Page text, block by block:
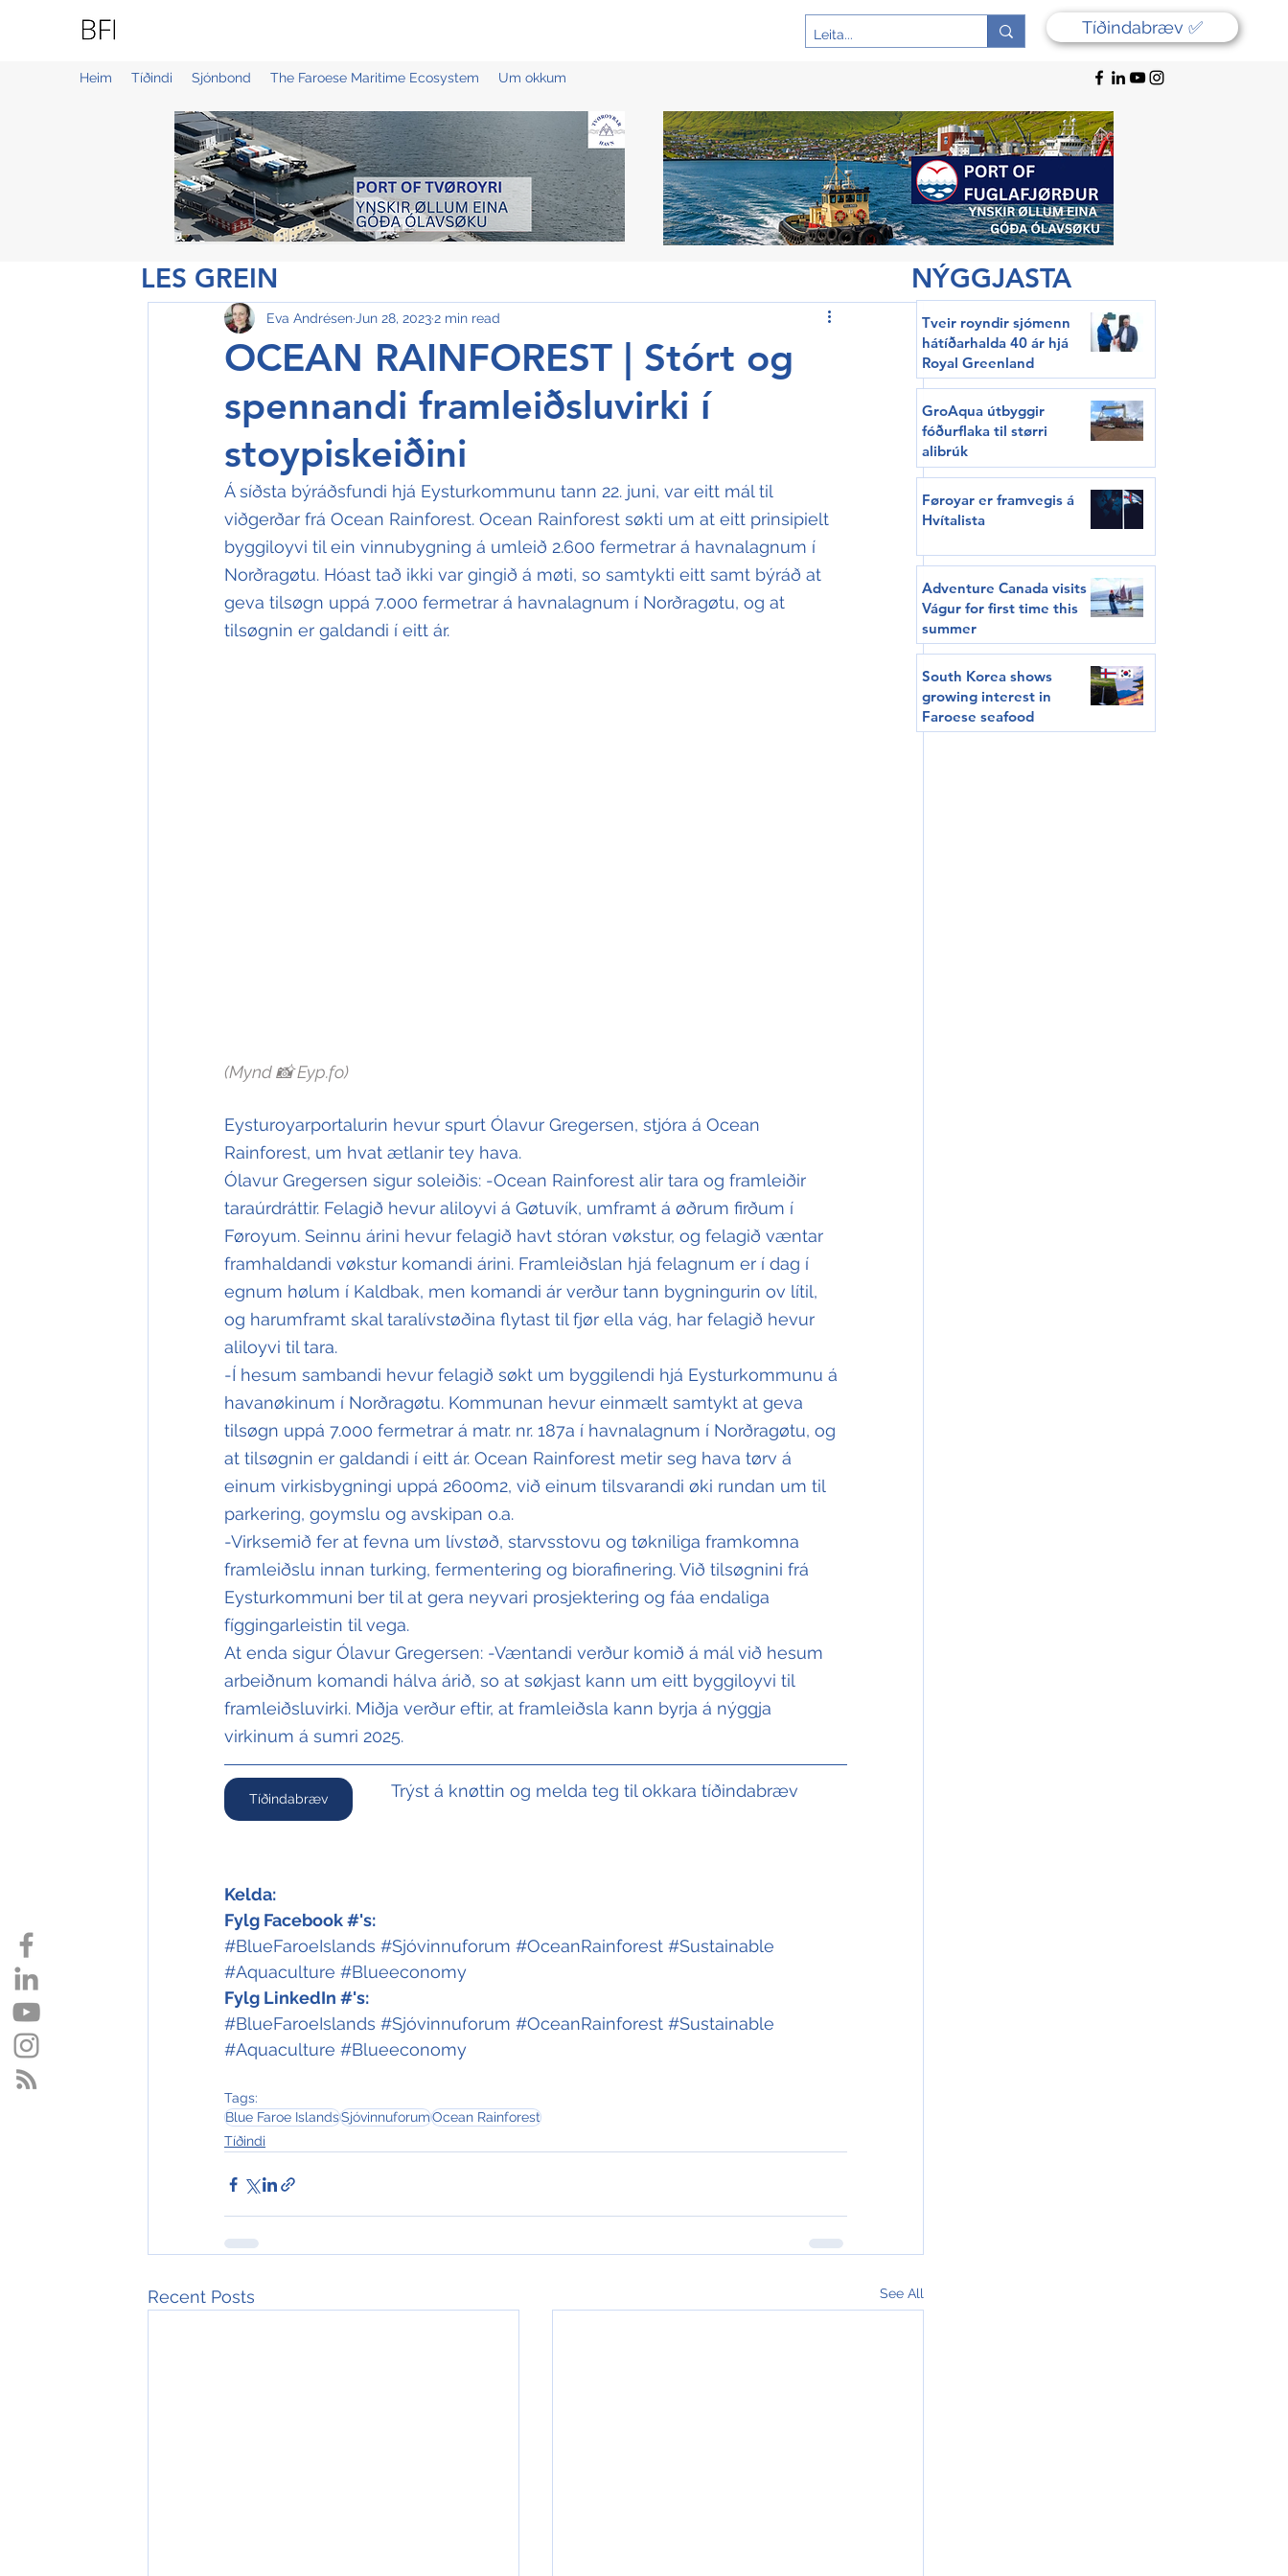
Tíðindabræv ✅
Heim Tíðindi Sjónbond The Faroese Maritime Ecosystem Um okkum
OCEAN RAINFOREST | Stórt og
spennandi framleiðsluvirki í
stoypiskeiðini
Eva Andrésen Jun 28, 20232 min read
Á síðsta býráðsfundi hjá Eysturkommunu tann 22. juni, var eitt mál til
viðgerðar frá Ocean Rainforest. Ocean Rainforest søkti um at eitt prinsipielt
byggiloyvi til ein vinnubygning á umleið 2.600 fermetrar á havnalagnum í
Norðragøtu. Hóast tað ikki var gingið á møti, so samtykti eitt samt býráð at
geva tilsøgn uppá 7.000 fermetrar á havnalagnum í Norðragøtu, og at
tilsøgnin er galdandi í eitt ár.
(Mynd 📸 Eyp.fo)
Eysturoyarportalurin hevur spurt Ólavur Gregersen, stjóra á Ocean
Rainforest, um hvat ætlanir tey hava.
Ólavur Gregersen sigur soleiðis: -Ocean Rainforest alir tara og framleiðir
taraúrdráttir. Felagið hevur aliloyvi á Gøtuvík, umframt á øðrum firðum í
Føroyum. Seinnu árini hevur felagið havt stóran vøkstur, og felagið væntar
framhaldandi vøkstur komandi árini. Framleiðslan hjá felagnum er í dag í
egnum hølum í Kaldbak, men komandi ár verður tann bygningurin ov lítil,
og harumframt skal taralívstøðina flytast til fjør ella vág, har felagið hevur
aliloyvi til tara.
-Í hesum sambandi hevur felagið søkt um byggilendi hjá Eysturkommunu á
havanøkinum í Norðragøtu. Kommunan hevur einmælt samtykt at geva
tilsøgn uppá 7.000 fermetrar á matr. nr. 187a í havnalagnum í Norðragøtu, og
at tilsøgnin er galdandi í eitt ár. Ocean Rainforest metir seg hava tørv á
einum virkisbygningi uppá 2600m2, við einum tilsvarandi øki rundan um til
parkering, goymslu og avskipan o.a.
-Virksemið fer at fevna um lívstøð, starvsstovu og tøkniliga framkomna
framleiðslu innan turking, fermentering og biorafinering. Við tilsøgnini frá
Eysturkommuni ber til at gera neyvari prosjektering og fáa endaliga
fíggingarleistin til vega.
At enda sigur Ólavur Gregersen: -Væntandi verður komið á mál við hesum
arbeiðnum komandi hálva árið, so at søkjast kann um eitt byggiloyvi til
framleiðsluvirki. Miðja verður eftir, at framleiðsla kann byrja á nýggja
virkinum á sumri 2025.
Tíðindabræv Trýst á knøttin og melda teg til okkara tíðindabræv
Kelda:
Fylg Facebook #'s:
#BlueFaroeIslands #Sjóvinnuforum #OceanRainforest #Sustainable
#Aquaculture #Blueeconomy
Fylg LinkedIn #'s:
#BlueFaroeIslands #Sjóvinnuforum #OceanRainforest #Sustainable
#Aquaculture #Blueeconomy
Tags:
Blue Faroe IslandsSjóvinnuforumOcean Rainforest
Tíðindi
Recent Posts See All
LES GREIN NÝGGJASTA
Tveir royndir sjómenn
hátíðarhalda 40 ár hjá
Royal Greenland
GroAqua útbyggir
fóðurflaka til størri
alibrúk
Føroyar er framvegis á
Hvítalista
Adventure Canada visits
Vágur for first time this
summer
South Korea shows
growing interest in
Faroese seafood